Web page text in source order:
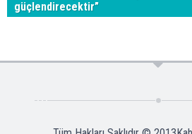
güçlendirecektir”